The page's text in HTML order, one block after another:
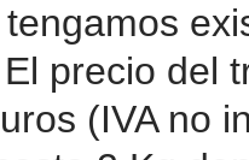
precio del
(IVA no